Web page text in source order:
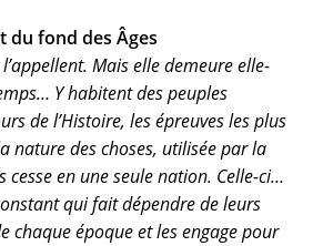
du fond des Âges
l’appellent. Mais elle demeure elle-
Y habitent des peuples
de l’Histoire, les épreuves les plus
nature des choses, utilisée par la
en une seule nation. Celle-ci…
qui fait dépendre de leurs
chaque époque et les engage pour